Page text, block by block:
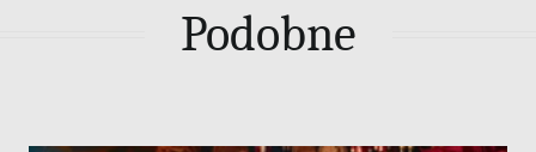
Podobne